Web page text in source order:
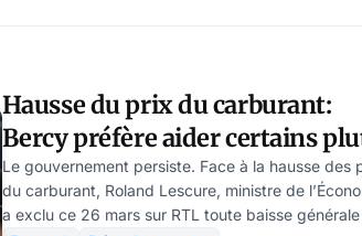
Hausse du prix du carburant:
Bercy préfère aider certains
que tous
Le gouvernement persiste. Face à la hausse des
du carburant, Roland Lescure, ministre de
a exclu ce 26 mars sur RTL toute baisse